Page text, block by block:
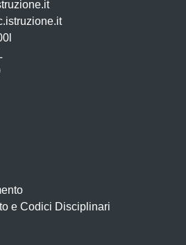
e Codici Disciplinari